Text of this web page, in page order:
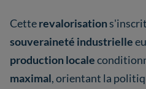
Cetterevalorisation
souveraineté industrielle
production locale
maximal, orientant la